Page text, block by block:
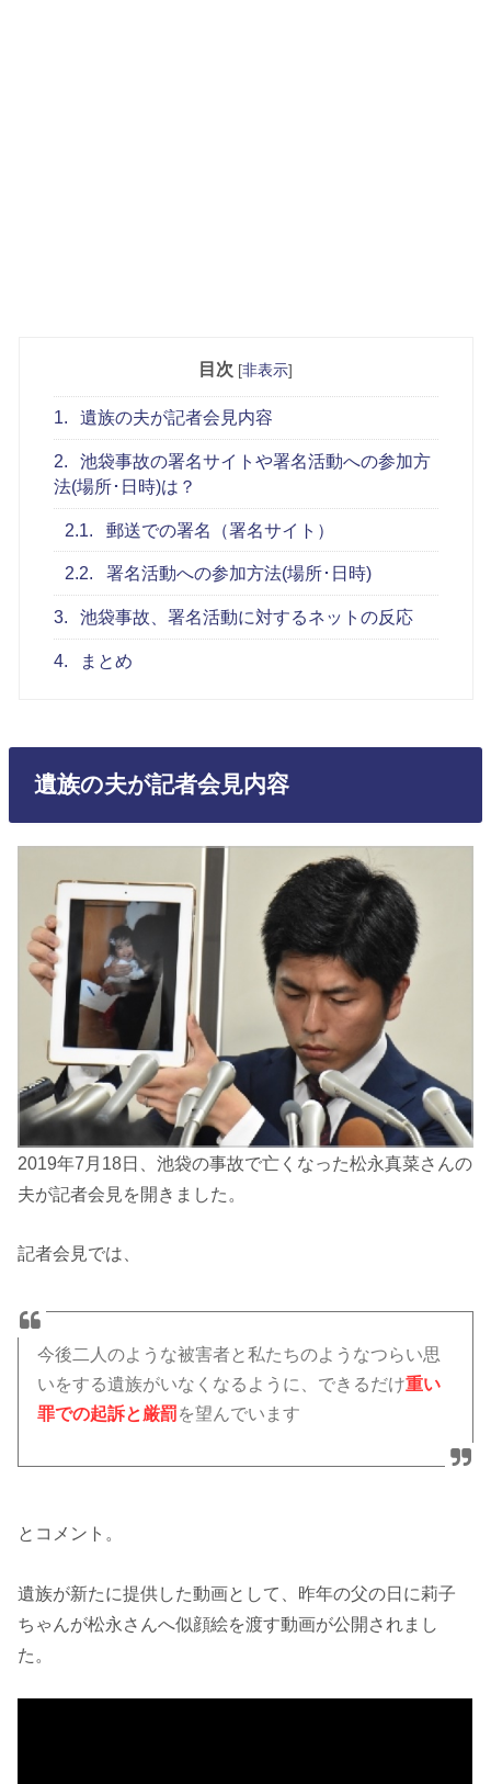
目次 [非表示]
1. 遺族の夫が記者会見内容
2.
池袋事故の署名サイトや署名活動への参加方
法(場所･日時)は？
2.1. 郵送での署名（署名サイト）
2.2. 署名活動への参加方法(場所･日時)
3. 池袋事故、署名活動に対するネットの反応
4. まとめ
遺族の夫が記者会見内容
2019年7月18日、池袋の事故で亡くなった松永真菜さんの
夫が記者会見を開きました。
記者会見では、
今後二人のような被害者と私たちのようなつらい思
いをする遺族がいなくなるように、できるだけ重い
罪での起訴と厳罰を望んでいます
とコメント。
遺族が新たに提供した動画として、昨年の父の日に莉子
ちゃんが松永さんへ似顔絵を渡す動画が公開されまし
た。